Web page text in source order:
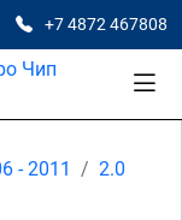
+7 4872 467808
- 2011
2.0